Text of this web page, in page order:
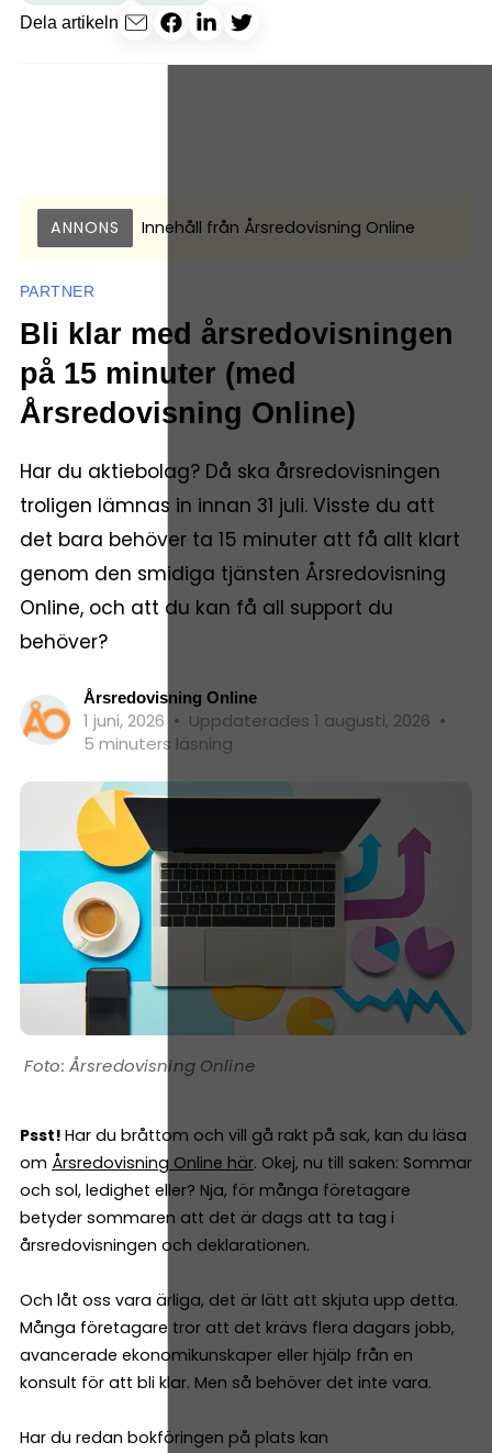
Dela artikeln
ANNONS Innehåll från Årsredovisning Online
PARTNER
Bli klar med årsredovisningen
på 15 minuter (med
Årsredovisning Online)
Har du aktiebolag? Då ska årsredovisningen
troligen lämnas in innan 31 juli. Visste du att
det bara behöver ta 15 minuter att få allt klart
genom den smidiga tjänsten Årsredovisning
Online, och att du kan få all support du
behöver?
Årsredovisning Online
1 juni, 2026 • Uppdaterades 1 augusti, 2026 •
5 minuters läsning
Årsredovisning Online
Psst! Har du bråttom och vill gå rakt på sak, kan du läsa
om Årsredovisning Online här. Okej, nu till saken: Sommar
och sol, ledighet eller? Nja, för många företagare
betyder sommaren att det är dags att ta tag i
årsredovisningen och deklarationen.
Och låt oss vara ärliga, det är lätt att skjuta upp detta.
Många företagare tror att det krävs flera dagars jobb,
avancerade ekonomikunskaper eller hjälp från en
konsult för att bli klar. Men så behöver det inte vara.
Har du redan bokföringen på plats kan